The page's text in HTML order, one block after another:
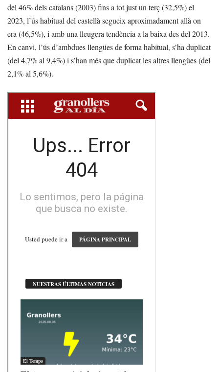
del 46% dels catalans (2003) fins a tot just un terç (32,5%) el
2023, l’ús habitual del castellà segueix aproximadament allà on
era (46,5%), i amb una lleugera tendència a la baixa des del 2013.
En canvi, l’ús d’ambdues llengües de forma habitual, s’ha duplicat
(del 4,7% al 9,4%) i s’han més que duplicat les altres llengües (del
2,1% al 5,6%).